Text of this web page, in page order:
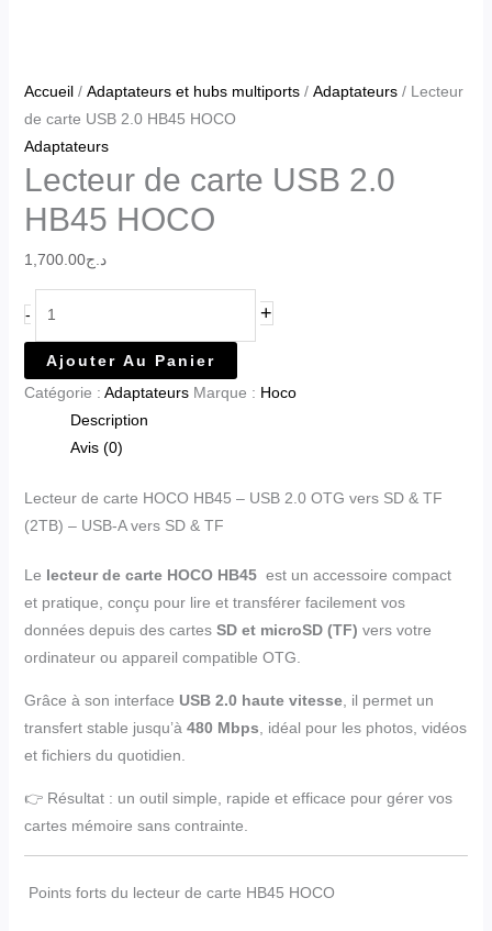
Accueil/ Adaptateurs et hubs multiports/ Adaptateurs/ Lecteur
de carte USB 2.0 HB45 HOCO
Adaptateurs
Lecteur de carte USB 2.0
HB45 HOCO
د.ج1,700.00
- +
Ajouter Au Panier
Catégorie : Adaptateurs Marque : Hoco
Description
Avis (0)
Lecteur de carte HOCO HB45 – USB 2.0 OTG vers SD & TF
(2TB) – USB-A vers SD & TF
Le lecteur de carte HOCO HB45 est un accessoire compact
et pratique, conçu pour lire et transférer facilement vos
données depuis des cartes SD et microSD (TF) vers votre
ordinateur ou appareil compatible OTG.
Grâce à son interface USB 2.0 haute vitesse, il permet un
transfert stable jusqu’à 480 Mbps , idéal pour les photos, vidéos
et fichiers du quotidien.
👉 Résultat : un outil simple, rapide et efficace pour gérer vos
cartes mémoire sans contrainte.
Points forts du lecteur de carte HB45 HOCO